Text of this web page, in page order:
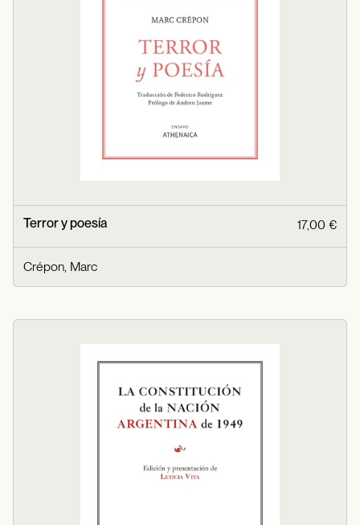
Terror y poesía 17,00 €
Crépon, Marc